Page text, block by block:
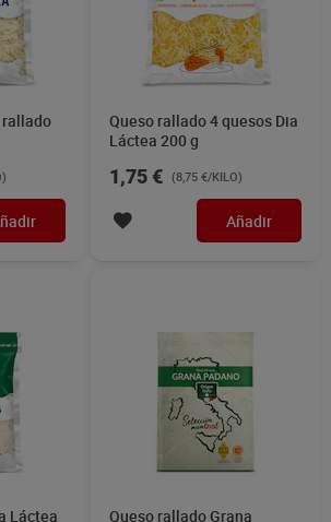
Queso rallado 4 quesos Dia
Láctea 200 g
1,75 € (8,75 €/KILO)
Añadir
Láctea
Queso rallado Grana